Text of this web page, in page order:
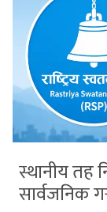
स्थानीय तह
सार्वजनिक